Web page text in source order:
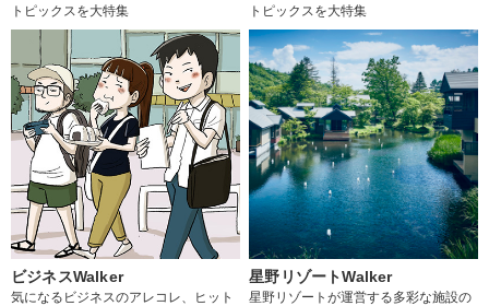
トピックスを大特集
トピックスを大特集
ビジネスWalker
気になるビジネスのアレコレ、ヒット
星野リゾートWalker
星野リゾートが運営する多彩な施設の